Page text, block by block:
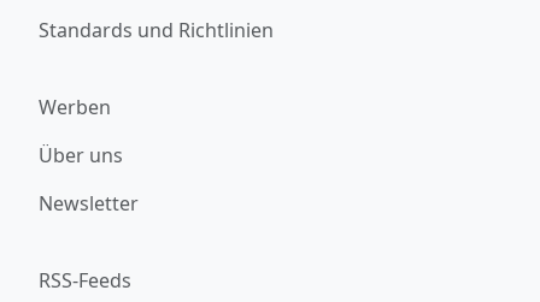
Standards und Richtlinien
Werben
Über uns
Newsletter
RSS-Feeds